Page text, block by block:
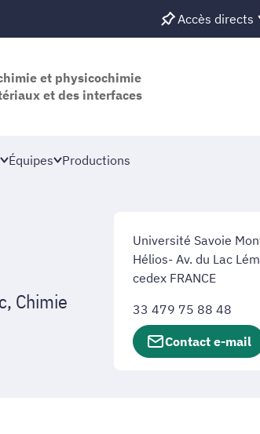
Accès directs
et physicochimie
et des interfaces
Équipes Productions
Chimie
Université Savoie
Hélios- Av. du Lac
cedex FRANCE
33 479 75 88 48
Contact e-mail